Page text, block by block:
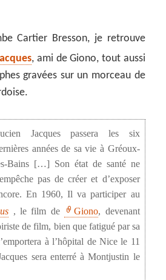
Cartier Bresson, je retrouve
, ami de Giono, tout aussi
gravées sur un morceau de
Jacques passera les six
années de sa vie à Gréoux-
Bains […] Son état de santé ne
pas de créer et d’exposer
En 1960, Il va participer au
, le film de Giono, devenant
de film, bien que fatigué par sa
à l’hôpital de Nice le 11
sera enterré à Montjustin le